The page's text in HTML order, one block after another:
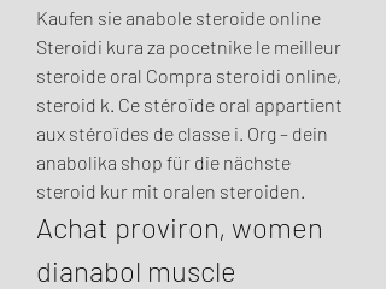
Kaufen sie anabole steroide online
Steroidi kura za pocetnike le meilleur
steroide oral Compra steroidi online,
steroid k. Ce stéroïde oral appartient
aux stéroïdes de classe i. Org – dein
anabolika shop für die nächste
steroid kur mit oralen steroiden.
Achat proviron, women
dianabol muscle